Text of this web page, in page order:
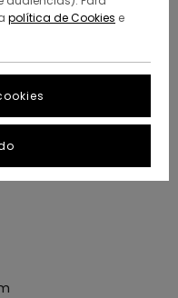
política de Cookies e